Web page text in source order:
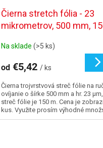
Čierna stretch fólia - 23
mikrometrov, 500 mm,
Na sklade (>5 ks)
od€5,42 / ks
Čierna trojvrstvová streč fólie na
ovíjanie o šírke 500 mm a hr. 23
streč fólie je 150 m. Cena je
kus. Využite prosím výhodné
zľavy.